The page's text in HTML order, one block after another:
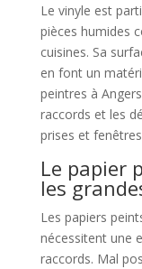
Le vinyle est
pièces humides
cuisines. Sa
en font un
peintres à
raccords et les
prises et
Le papier
les
Les papiers
nécessitent une
raccords. Mal